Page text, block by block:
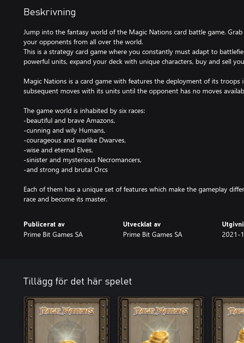
Beskrivning
Jump into the fantasy world of the Magic Nations card battle game.
your opponents from all over the world.
This is a strategy card game where you constantly must adapt to
powerful units, expand your deck with unique characters, buy and sell
Magic Nations is a card game with features the deployment of its troops
subsequent moves with its units until the opponent has no moves
The game world is inhabited by six races:
-beautiful and brave Amazons,
-cunning and wily Humans,
-courageous and warlike Dwarves,
-wise and eternal Elves,
-sinister and mysterious Necromancers,
-and strong and brutal Orcs
Each of them has a unique set of features which make the gameplay
race and become its master.
Publicerat av
Prime Bit Games SA
Utvecklat av
Prime Bit Games SA 2021-
Tillägg för det här spelet